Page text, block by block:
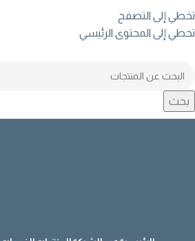
تخطي إلى التصفح
تخطي إلى المحتوى الرئيسي
بحث